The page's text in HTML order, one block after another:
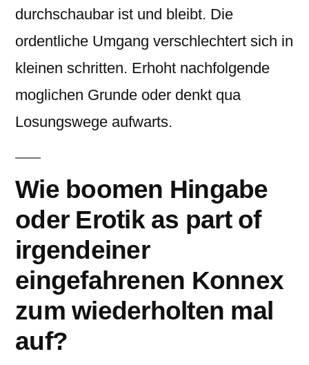
durchschaubar ist und bleibt. Die
ordentliche Umgang verschlechtert sich in
kleinen schritten. Erhoht nachfolgende
moglichen Grunde oder denkt qua
Losungswege aufwarts.
Wie boomen Hingabe
oder Erotik as part of
irgendeiner
eingefahrenen Konnex
zum wiederholten mal
auf?